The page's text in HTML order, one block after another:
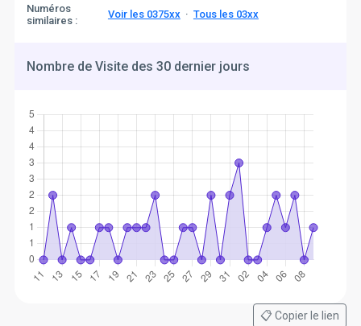
Numéros
similaires :
Voir les 0375xx· Tous les 03xx
Nombre de Visite des 30 dernier jours
📋 Copier le lien